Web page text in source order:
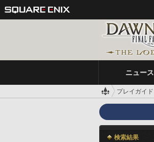
ニュース
プレイガイド
検索結果